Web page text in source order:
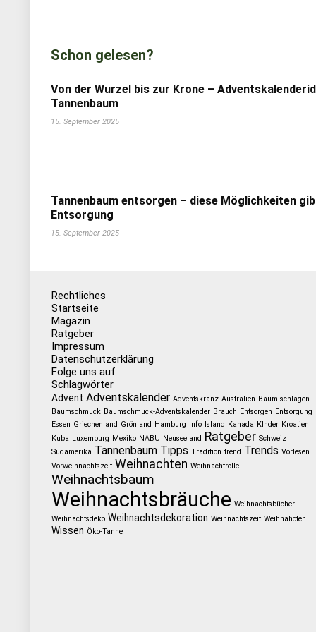
Schon gelesen?
Von der Wurzel bis zur Krone –
Tannenbaum
15. September 2025
Tannenbaum entsorgen – diese Möglichkeiten
Entsorgung
15. September 2025
Rechtliches
Startseite
Magazin
Ratgeber
Impressum
Datenschutzerklärung
Folge uns auf
Schlagwörter
Advent Adventskalender Adventskranz Australien Baum schlagen
Baumschmuck Baumschmuck-Adventskalender Brauch Entsorgen Entsorgung
Essen Griechenland Grönland Hamburg Info Island Kanada KInder Kroatien
Kuba Luxemburg Mexiko NABU Neuseeland Ratgeber Schweiz
Südamerika Tannenbaum Tipps Tradition trend Trends Vorlesen
Vorweihnachtszeit Weihnachten Weihnachtrolle
Weihnachtsbaum
Weihnachtsbräuche Weihnachtsbücher
Weihnachtsdeko Weihnachtsdekoration Weihnachtszeit Weihnahcten
Wissen Öko-Tanne